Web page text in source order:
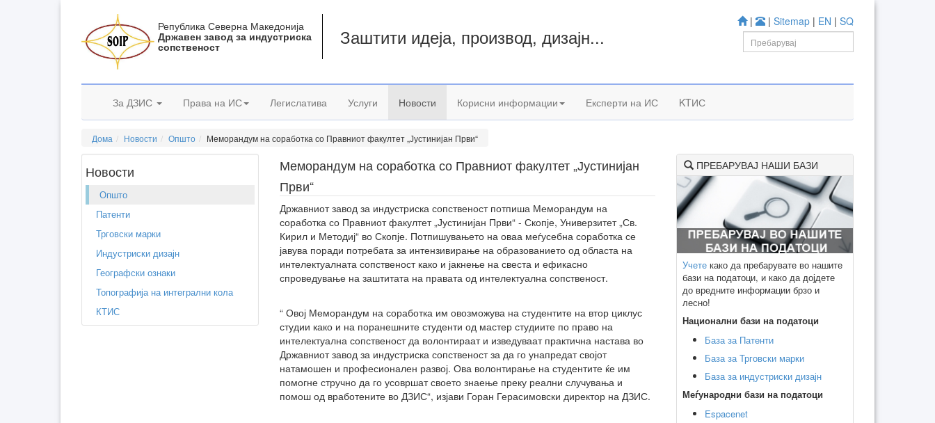
| | Sitemap | EN | SQ
Република Северна Македонија
Државен завод за индустриска
сопственост Заштити идеја, производ, дизајн...
За ДЗИС Права на ИС Легислатива Услуги Новости Корисни информации Експерти на ИС KTИС
Дома Новости Општо Меморандум на соработка со Правниот факултет „Јустинијан Први“
Новости
Општо
Патенти
Трговски марки
Индустриски дизајн
Географски ознаки
Топографија на интегрални кола
КТИС
Меморандум на соработка со Правниот факултет „Јустинијан
Први“
Државниот завод за индустриска сопственост потпиша Меморандум на
соработка со Правниот факултет „Јустинијан Први“ - Скопје, Универзитет „Св.
Кирил и Методиј“ во Скопје. Потпишувањето на оваа меѓусебна соработка се
јавува поради потребата за интензивирање на образованието од областа на
интелектуалната сопственост како и јакнење на свеста и ефикасно
спроведување на заштитата на правата од интелектуална сопственост.
“ Овој Меморандум на соработка им овозможува на студентите на втор циклус
студии како и на поранешните студенти од мастер студиите по право на
интелектуална сопственост да волонтираат и изведуваат практична настава во
Државниот завод за индустриска сопственост за да го унапредат својот
натамошен и професионален развој. Ова волонтирање на студентите ќе им
помогне стручно да го усовршат своето знаење преку реални случувања и
помош од вработените во ДЗИС“, изјави Горан Герасимовски директор на ДЗИС.
ПРЕБАРУВАЈ НАШИ БАЗИ
Учете како да пребарувате во нашите
бази на податоци, и како да дојдете
до вредните информации брзо и
лесно!
Национални бази на податоци
База за Патенти
База за Трговски марки
База за индустриски дизајн
Меѓународни бази на податоци
Espacenet